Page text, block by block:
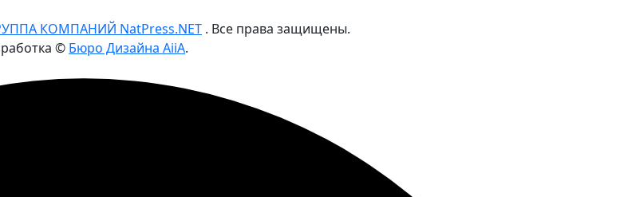
КОМПАНИЙ NatPress.NET . Все права защищены.
© Бюро Дизайна AiiA.